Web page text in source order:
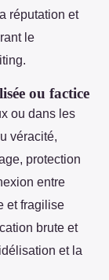
réputation et
le
ou factice
ou dans les
véracité,
protection
entre
et fragilise
brute et
et la